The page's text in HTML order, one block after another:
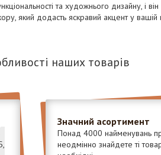
та художнього дизайну, і він
який додасть яскравий акцент у
наших товарів
Значний асортимент
Понад 4000 найменувань
неодмінно знайдете ті